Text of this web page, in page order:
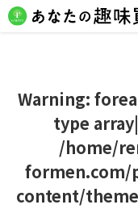
Warning:
type
/home/
content/